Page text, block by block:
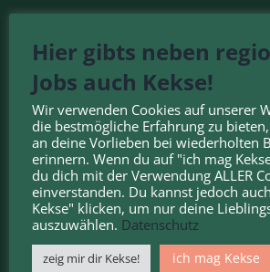
FÜR ARBEITGEBER
Login / Registrierung
Hier gibts neben
Jobs auch Kekse!
Wir verwenden Cookies auf unserer
die bestmögliche Erfahrung zu
an deine Vorlieben bei wiederholten
erinnern. Wenn du auf "ich mag
du dich mit der Verwendung ALLER
einverstanden. Du kannst jedoch
Kekse" klicken, um nur deine
auszuwählen. Datenschutz
zeig mir dir Kekse! ich mag Kekse